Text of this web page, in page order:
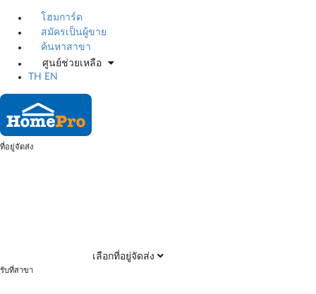
โฮมการ์ด
สมัครเป็นผู้ขาย
ค้นหาสาขา
ศูนย์ช่วยเหลือ
TH
EN
ที่อยู่จัดส่ง
เลือกที่อยู่จัดส่ง
รับที่สาขา